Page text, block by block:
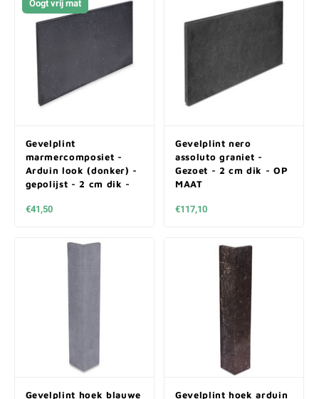
Oogt vrij mat
Gevelplint
marmercomposiet -
Arduin look (donker) -
gepolijst - 2 cm dik -
€41,50
Gevelplint nero
assoluto graniet -
Gezoet - 2 cm dik - OP
MAAT
€117,10
Gevelplint hoek blauwe
Gevelplint hoek arduin